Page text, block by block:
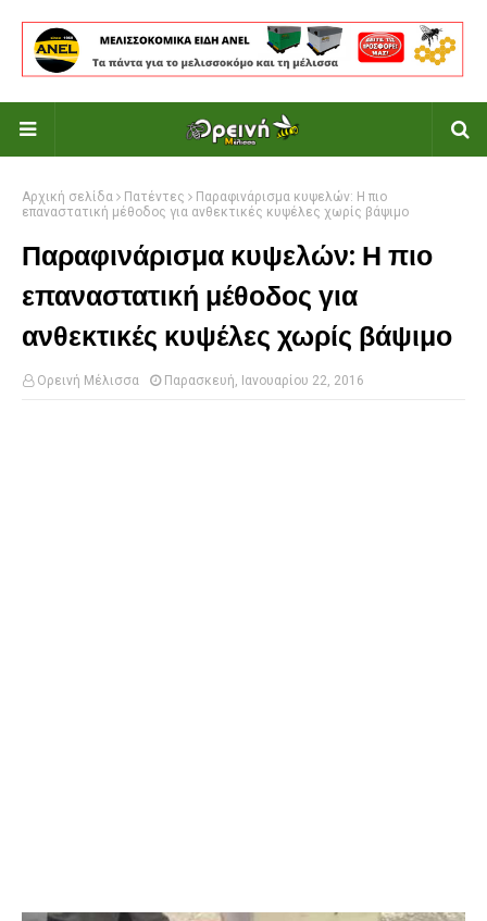
Αρχική σελίδα Πατέντες
Παραφινάρισμα κυψελών: Η πιο
επαναστατική μέθοδος για ανθεκτικές κυψέλες χωρίς βάψιμο
Παραφινάρισμα κυψελών: Η πιο
επαναστατική μέθοδος για
ανθεκτικές κυψέλες χωρίς βάψιμο
Ορεινή Μέλισσα Παρασκευή, Ιανουαρίου 22, 2016